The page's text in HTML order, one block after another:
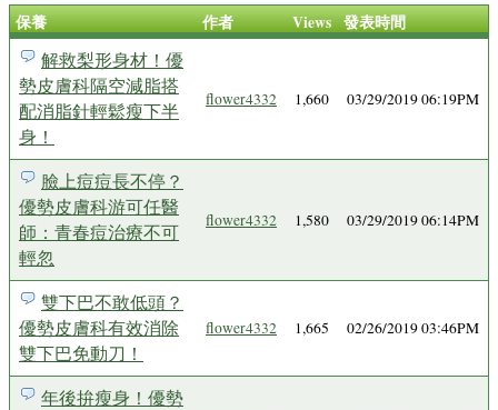
保養 作者 Views 發表時間
解救梨形身材！優
勢皮膚科隔空減脂搭
配消脂針輕鬆瘦下半
身！
flower4332 1,660 03/29/2019 06:19PM
臉上痘痘長不停？
優勢皮膚科游可任醫
師：青春痘治療不可
輕忽
flower4332 1,580 03/29/2019 06:14PM
雙下巴不敢低頭？
優勢皮膚科有效消除
雙下巴免動刀！
flower4332 1,665 02/26/2019 03:46PM
年後拚瘦身！優勢